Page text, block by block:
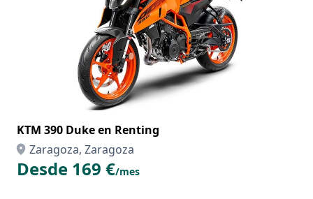
KTM 390 Duke en Renting
Zaragoza, Zaragoza
Desde 169 €/mes